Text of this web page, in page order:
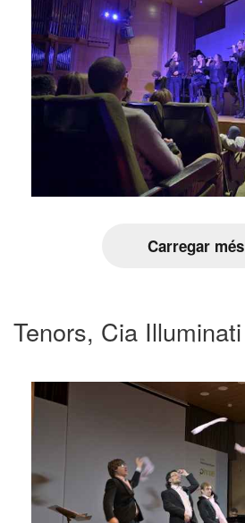
Carregar més
Tenors, Cia Illuminati